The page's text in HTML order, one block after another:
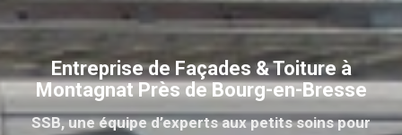
Entreprise de Façades & Toiture à
Montagnat Près de Bourg-en-Bresse
SSB, une équipe d’experts aux petits soins pour